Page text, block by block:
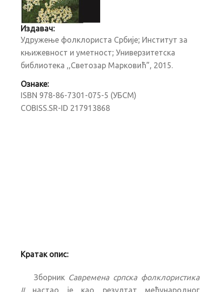
Издавач:
Удружење фолклориста Србије; Институт за
књижевност и уметност; Универзитетска
библиотека ,,Светозар Марковић”, 2015.
Ознаке:
ISBN 978-86-7301-075-5 (УБСМ)
COBISS.SR-ID 217913868
Кратак опис:
Зборник Савремена српска фолклористика
II настао је као резултат међународног